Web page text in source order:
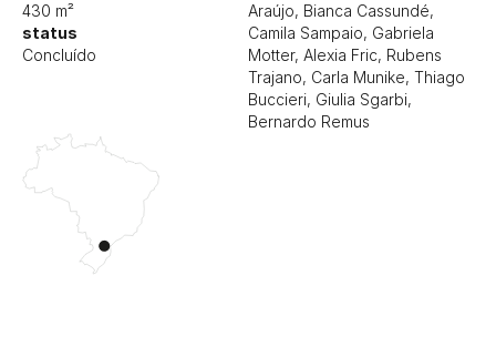
430 m²
status
Concluído
Araújo, Bianca Cassundé,
Camila Sampaio, Gabriela
Motter, Alexia Fric, Rubens
Trajano, Carla Munike, Thiago
Buccieri, Giulia Sgarbi,
Bernardo Remus